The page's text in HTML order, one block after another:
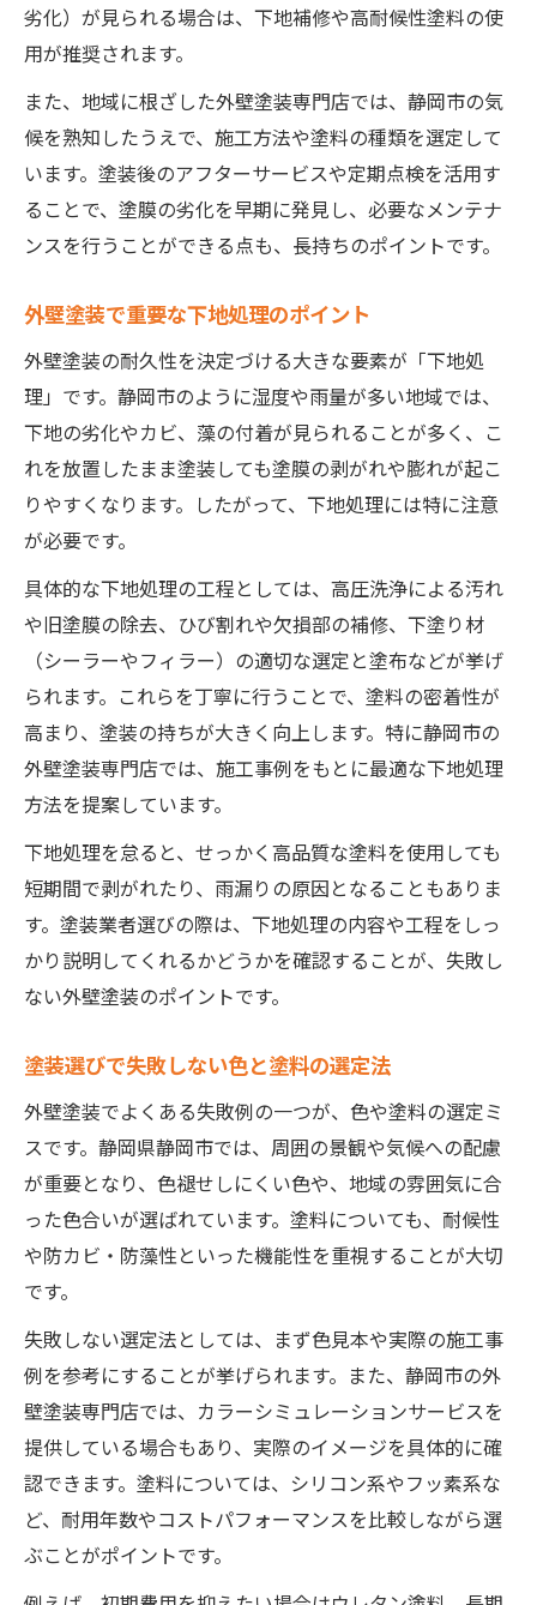
外壁塗装のコストダウン術と注意点
塗装費用の内訳と納得できる説明の受け方
後悔しない塗装業者選びの基準を解説
塗装の基礎知識から補助金まで徹底解説
外壁塗装に必要な塗装の基礎知識を整理
静岡市で使える塗装補助金と申請の流れ
塗装で知っておきたい助成制度の最新情報
外壁塗装とリフォーム補助金の活用術
塗装の耐久性を高める実践的ポイント集
外壁塗装の耐久性を左右する塗装選び
塗装工事前後のメンテナンスで差が出る理
由
塗装の技術進化で実現する長寿命住宅
外壁塗装のトラブルを防ぐ点検方法
塗装の持ちを良くする実践アイデア集
劣化）が見られる場合は、下地補修や高耐候性塗料の使
用が推奨されます。
また、地域に根ざした外壁塗装専門店では、静岡市の気
候を熟知したうえで、施工方法や塗料の種類を選定して
います。塗装後のアフターサービスや定期点検を活用す
ることで、塗膜の劣化を早期に発見し、必要なメンテナ
ンスを行うことができる点も、長持ちのポイントです。
外壁塗装で重要な下地処理のポイント
外壁塗装の耐久性を決定づける大きな要素が「下地処
理」です。静岡市のように湿度や雨量が多い地域では、
下地の劣化やカビ、藻の付着が見られることが多く、こ
れを放置したまま塗装しても塗膜の剥がれや膨れが起こ
りやすくなります。したがって、下地処理には特に注意
が必要です。
具体的な下地処理の工程としては、高圧洗浄による汚れ
や旧塗膜の除去、ひび割れや欠損部の補修、下塗り材
（シーラーやフィラー）の適切な選定と塗布などが挙げ
られます。これらを丁寧に行うことで、塗料の密着性が
高まり、塗装の持ちが大きく向上します。特に静岡市の
外壁塗装専門店では、施工事例をもとに最適な下地処理
方法を提案しています。
下地処理を怠ると、せっかく高品質な塗料を使用しても
短期間で剥がれたり、雨漏りの原因となることもありま
す。塗装業者選びの際は、下地処理の内容や工程をしっ
かり説明してくれるかどうかを確認することが、失敗し
ない外壁塗装のポイントです。
塗装選びで失敗しない色と塗料の選定法
外壁塗装でよくある失敗例の一つが、色や塗料の選定ミ
スです。静岡県静岡市では、周囲の景観や気候への配慮
が重要となり、色褪せしにくい色や、地域の雰囲気に合
った色合いが選ばれています。塗料についても、耐候性
や防カビ・防藻性といった機能性を重視することが大切
です。
失敗しない選定法としては、まず色見本や実際の施工事
例を参考にすることが挙げられます。また、静岡市の外
壁塗装専門店では、カラーシミュレーションサービスを
提供している場合もあり、実際のイメージを具体的に確
認できます。塗料については、シリコン系やフッ素系な
ど、耐用年数やコストパフォーマンスを比較しながら選
ぶことがポイントです。